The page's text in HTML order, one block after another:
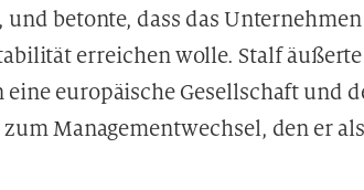
betonte, dass das
erreichen wolle. Stalf
europäische Gesellschaft und
Managementwechsel, den er